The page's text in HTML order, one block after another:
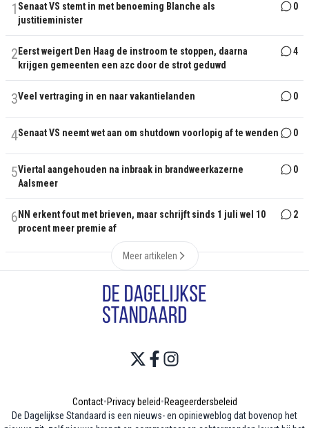
1 Senaat VS stemt in met benoeming Blanche als
justitieminister
0
2 Eerst weigert Den Haag de instroom te stoppen, daarna
krijgen gemeenten een azc door de strot geduwd
4
3Veel vertraging in en naar vakantielanden 0
4Senaat VS neemt wet aan om shutdown voorlopig af te wenden 0
5Viertal aangehouden na inbraak in brandweerkazerne
Aalsmeer
0
6 NN erkent fout met brieven, maar schrijft sinds 1 juli wel 10
procent meer premie af
2
Meer artikelen
Contact•Privacy beleid•Reageerdersbeleid
De Dagelijkse Standaard is een nieuws- en opinieweblog dat bovenop het